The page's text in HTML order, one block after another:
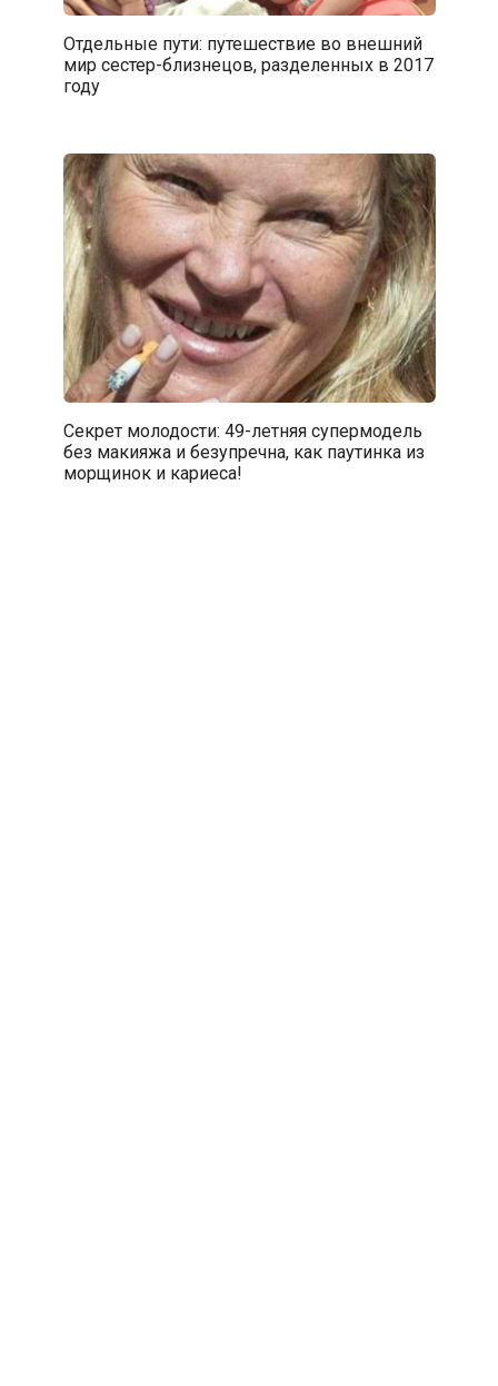
Отдельные пути: путешествие во внешний
мир сестер-близнецов, разделенных в 2017
году
Секрет молодости: 49-летняя супермодель
без макияжа и безупречна, как паутинка из
морщинок и кариеса!